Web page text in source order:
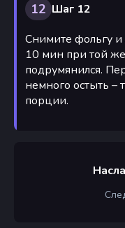
12 Шаг 12
Снимите фольгу и
10 мин при той
подрумянился.
немного остыть –
порции.